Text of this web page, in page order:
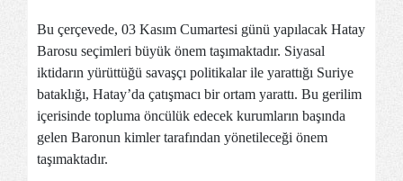
Bu çerçevede, 03 Kasım Cumartesi günü yapılacak Hatay
Barosu seçimleri büyük önem taşımaktadır. Siyasal
iktidarın yürüttüğü savaşçı politikalar ile yarattığı Suriye
bataklığı, Hatay’da çatışmacı bir ortam yarattı. Bu gerilim
içerisinde topluma öncülük edecek kurumların başında
gelen Baronun kimler tarafından yönetileceği önem
taşımaktadır.